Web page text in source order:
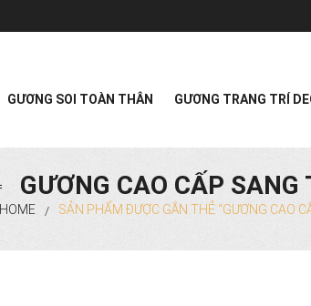
GƯƠNG SOI TOÀN THÂN GƯƠNG TRANG TRÍ
GƯƠNG CAO CẤP SANG
HOME / SẢN PHẨM ĐƯỢC GẮN THẺ “GƯƠNG CAO